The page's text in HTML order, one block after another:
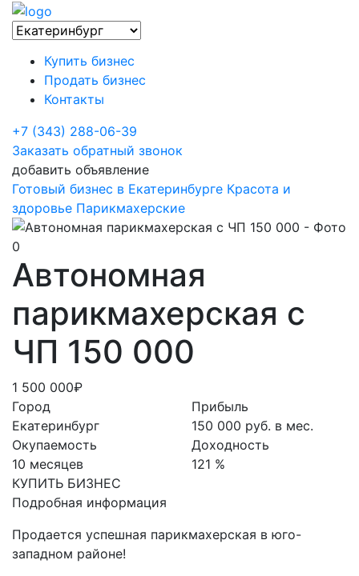
Купить бизнес
Продать бизнес
Контакты
+7 (343) 288-06-39
Заказать обратный звонок
добавить объявление
Готовый бизнес в Екатеринбурге Красота и
здоровье Парикмахерские
Автономная
парикмахерская с
ЧП 150 000
1 500 000₽
Город
Екатеринбург
Окупаемость
10 месяцев
КУПИТЬ БИЗНЕС
Прибыль
150 000 руб. в мес.
Доходность
121 %
Подробная информация
Продается успешная парикмахерская в юго-
западном районе!